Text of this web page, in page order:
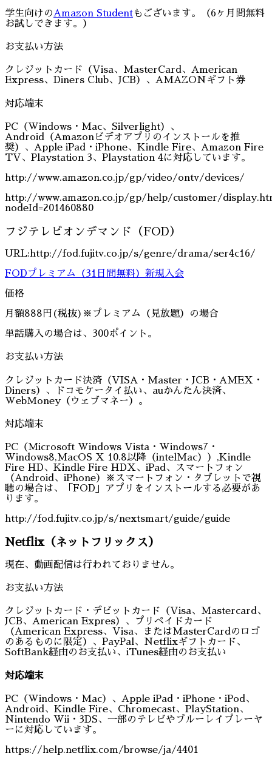
学生向けの Amazon Studentもございます。（6ヶ月間無料
お試しできます。）
お支払い方法
クレジットカード（Visa、MasterCard、American
Express、Diners Club、JCB）、AMAZONギフト券
対応端末
PC（Windows・Mac、Silverlight）、
Android（Amazonビデオアプリのインストールを推
奨）、Apple iPad・iPhone、Kindle Fire、Amazon Fire
TV、Playstation 3、Playstation 4に対応しています。
http://www.amazon.co.jp/gp/video/ontv/devices/
http://www.amazon.co.jp/gp/help/customer/
nodeId=201460880
フジテレビオンデマンド（FOD）
URL:http://fod.fujitv.co.jp/s/genre/drama/ser4c16/
FODプレミアム（31日間無料）新規入会
価格
月額888円(税抜)※プレミアム（見放題）の場合
単話購入の場合は、300ポイント。
お支払い方法
クレジットカード決済（VISA・Master・JCB・AMEX・
Diners）、ドコモケータイ払い、auかんたん決済、
WebMoney（ウェブマネー）。
対応端末
PC（Microsoft Windows Vista・Windows7・
Windows8,MacOS X 10.8以降（intelMac））,Kindle
Fire HD、Kindle Fire HDX、iPad、スマートフォン
（Android、iPhone）※スマートフォン・タブレットで視
聴の場合は、「FOD」アプリをインストールする必要があ
ります。
http://fod.fujitv.co.jp/s/nextsmart/guide/guide
Netflix（ネットフリックス）
現在、動画配信は行われておりません。
お支払い方法
クレジットカード・デビットカード（Visa、Mastercard、
JCB、American Expres）、プリペイドカード
（American Express、Visa、またはMasterCardのロゴ
のあるものに限定）、PayPal、Netflixギフトカード、
SoftBank経由のお支払い、iTunes経由のお支払い
対応端末
PC（Windows・Mac）、Apple iPad・iPhone・iPod、
Android、Kindle Fire、Chromecast、PlayStation、
Nintendo Wii・3DS、一部のテレビやブルーレイプレーヤ
ーに対応しています。
https://help.netflix.com/browse/ja/4401